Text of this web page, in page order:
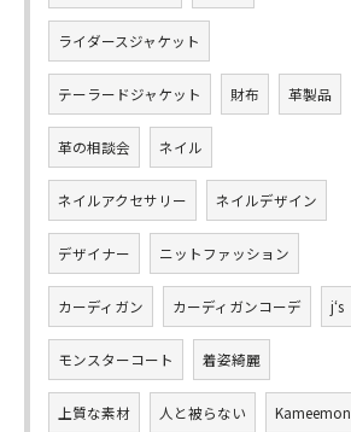
ライダースジャケット
テーラードジャケット 財布 革製品
革の相談会 ネイル
ネイルアクセサリー ネイルデザイン
デザイナー ニットファッション
カーディガン カーディガンコーデ j‘s
モンスターコート 着姿綺麗
上質な素材 人と被らない Kameemon